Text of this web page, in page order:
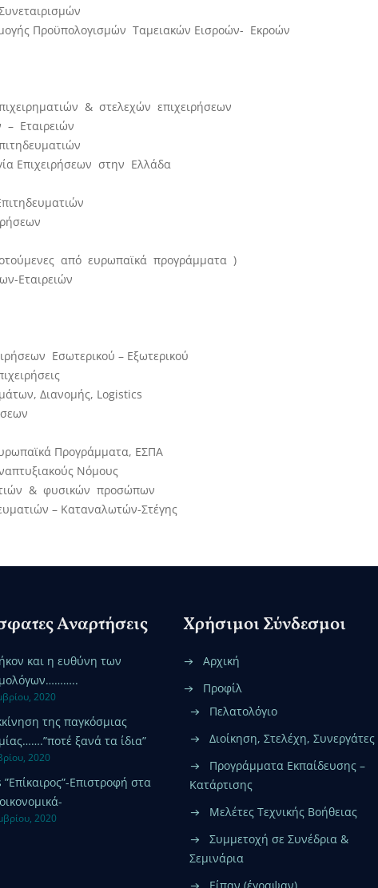
Προϋπολογισμών Ταμειακών Εισροών- Εκροών
& στελεχών επιχειρήσεων
– Εταιρειών
Επιχειρήσεων στην Ελλάδα
από ευρωπαϊκά προγράμματα )
Εταιρειών
Εσωτερικού – Εξωτερικού
Διανομής, Logistics
Προγράμματα, ΕΣΠΑ
Νόμους
& φυσικών προσώπων
– Καταναλωτών-Στέγης
Αναρτήσεις
και η ευθύνη των
2020
της παγκόσμιας
ξανά τα ίδια”
2020
”Επίκαιρος”-Επιστροφή στα
2020
Χρήσιμοι Σύνδεσμοι
Αρχική
Προφίλ
Πελατολόγιο
Διοίκηση, Στελέχη, Συνεργάτες
Προγράμματα Εκπαίδευσης –
Κατάρτισης
Μελέτες Τεχνικής Βοήθειας
Συμμετοχή σε Συνέδρια &
Σεμινάρια